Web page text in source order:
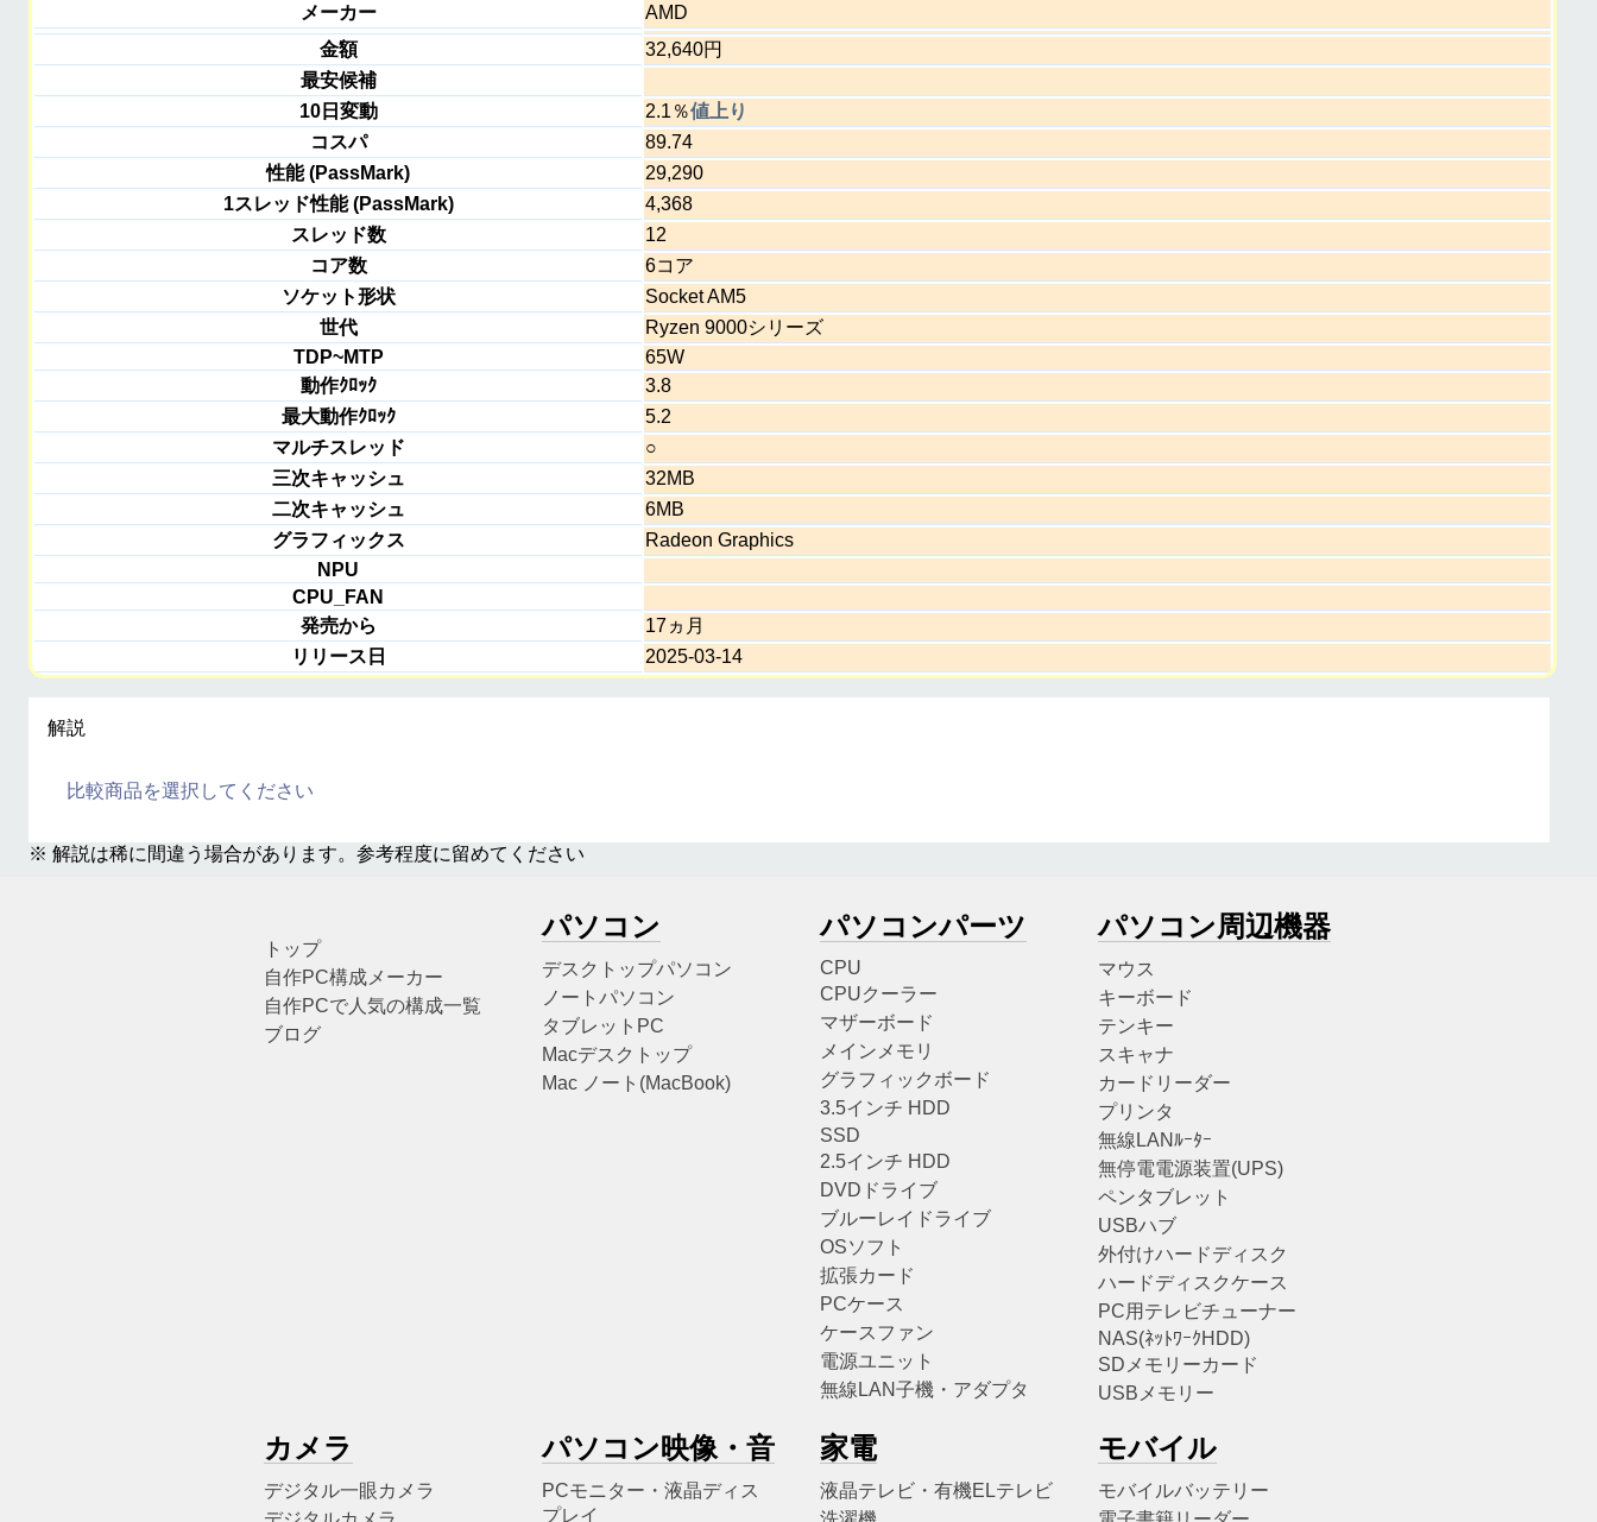
メーカー
AMD
金額
32,640円
最安候補
10日変動
2.1％値上り
コスパ
89.74
性能 (PassMark)
29,290
1スレッド性能 (PassMark)
4,368
スレッド数
12
コア数
6コア
ソケット形状
Socket AM5
世代
Ryzen 9000シリーズ
TDP~MTP
65W
動作ｸﾛｯｸ
3.8
最大動作ｸﾛｯｸ
5.2
マルチスレッド
○
三次キャッシュ
32MB
二次キャッシュ
6MB
グラフィックス
Radeon Graphics
NPU
CPU_FAN
発売から
17ヵ月
リリース日
2025-03-14
解説
比較商品を選択してください
※ 解説は稀に間違う場合があります。参考程度に留めてください
トップ
自作PC構成メーカー
自作PCで人気の構成一覧
ブログ
パソコン
デスクトップパソコン
ノートパソコン
タブレットPC
Macデスクトップ
Mac ノート(MacBook)
パソコンパーツ
CPU
CPUクーラー
マザーボード
メインメモリ
グラフィックボード
3.5インチ HDD
SSD
2.5インチ HDD
DVDドライブ
ブルーレイドライブ
OSソフト
拡張カード
PCケース
ケースファン
電源ユニット
無線LAN子機・アダプタ
パソコン周辺機器
マウス
キーボード
テンキー
スキャナ
カードリーダー
プリンタ
無線LANﾙｰﾀｰ
無停電電源装置(UPS)
ペンタブレット
USBハブ
外付けハードディスク
ハードディスクケース
PC用テレビチューナー
NAS(ﾈｯﾄﾜｰｸHDD)
SDメモリーカード
USBメモリー
カメラ
デジタル一眼カメラ
パソコン映像・音
PCモニター・液晶ディス
プレイ
家電
液晶テレビ・有機ELテレビ
モバイル
モバイルバッテリー